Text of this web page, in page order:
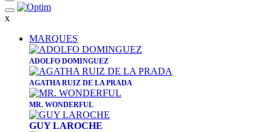
x
MARQUES
ADOLFO DOMINGUEZ
AGATHA RUIZ DE LA PRADA
MR. WONDERFUL
GUY LAROCHE